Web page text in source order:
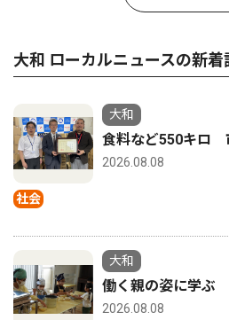
大和 ローカルニュースの新着
社会
大和
食料など550キロ
2026.08.08
大和
働く親の姿に学ぶ
2026.08.08